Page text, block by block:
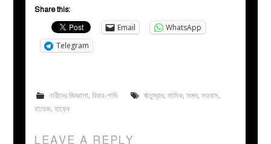
Share this:
Email
WhatsApp
Telegram
নারীদের জিজ্ঞাসা, বিবাহ-শাদি ঋতুস্রাব, মাসিক, সঙ্গম, সহবাস,
হায়েজ,হায়েয
LEAVE A REPLY